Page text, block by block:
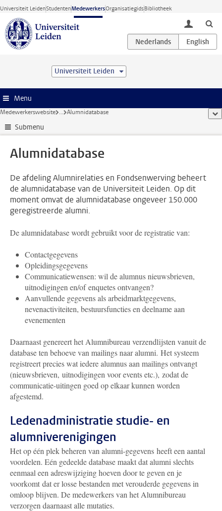
Ga direct naar de inhoud
Universiteit LeidenStudentenMedewerkersOrganisatiegidsBibliotheek
toggle
Universiteit Leiden
Menu
Medewerkerswebsite ... Alumnidatabase
Submenu
Alumnidatabase
De afdeling Alumnirelaties en Fondsenwerving beheert
de alumnidatabase van de Universiteit Leiden. Op dit
moment omvat de alumnidatabase ongeveer 150.000
geregistreerde alumni.
De alumnidatabase wordt gebruikt voor de registratie van:
Contactgegevens
Opleidingsgegevens
Communicatiewensen: wil de alumnus nieuwsbrieven,
uitnodigingen en/of enquetes ontvangen?
Aanvullende gegevens als arbeidmarktgegevens,
nevenactiviteiten, bestuursfuncties en deelname aan
evenementen
Daarnaast genereert het Alumnibureau verzendlijsten vanuit de
database ten behoeve van mailings naar alumni. Het systeem
registreert precies wat iedere alumnus aan mailings ontvangt
(nieuwsbrieven, uitnodigingen voor events etc.), zodat de
communicatie-uitingen goed op elkaar kunnen worden
afgestemd.
Ledenadministratie studie- en
alumniverenigingen
Het op één plek beheren van alumni-gegevens heeft een aantal
voordelen. Eén gedeelde database maakt dat alumni slechts
eenmaal een adreswijziging hoeven door te geven en je
voorkomt dat er losse bestanden met verouderde gegevens in
omloop blijven. De medewerkers van het Alumnibureau
verzorgen daarnaast alle mutaties.